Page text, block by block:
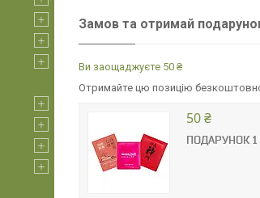
Замов та отримай
Ви заощаджуєте 50 ₴
Отримайте цю позицію
50 ₴
ПОДАРУНОК 1